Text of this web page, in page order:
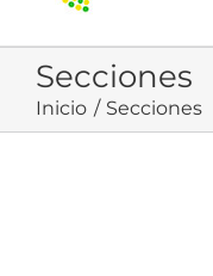
Secciones
Inicio Secciones